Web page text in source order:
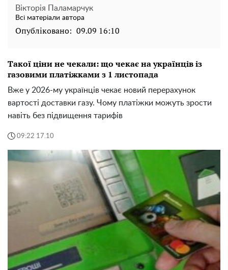
Вікторія Паламарчук
Всі матеріали автора
Опубліковано: 09.09 16:10
Такої ціни не чекали: що чекає на українців із
газовими платіжками з 1 листопада
Вже у 2026-му українців чекає новий перерахунок
вартості доставки газу. Чому платіжки можуть зрости
навіть без підвищення тарифів
09:22 17.10